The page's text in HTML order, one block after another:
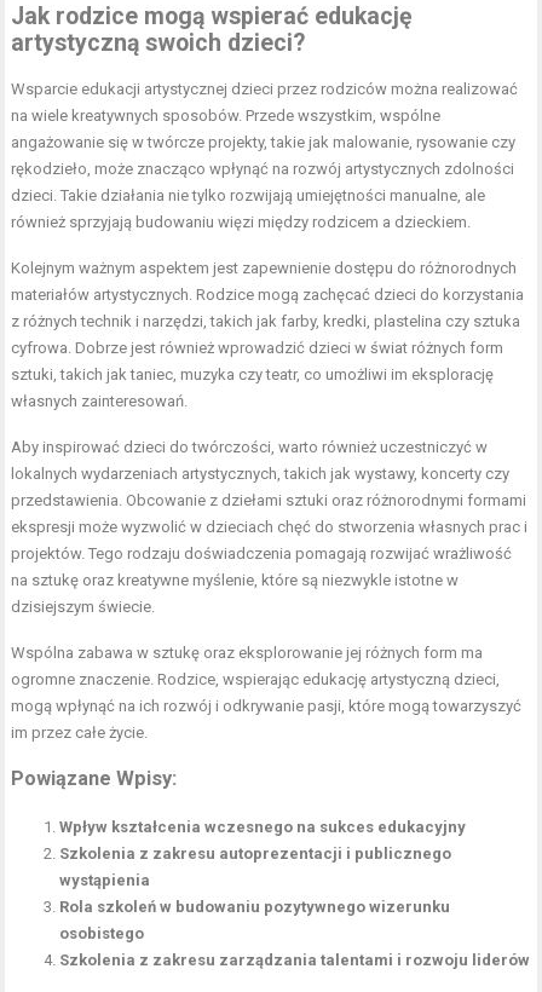
Jak rodzice mogą wspierać edukację
artystyczną swoich dzieci?
Wsparcie edukacji artystycznej dzieci przez rodziców można realizować
na wiele kreatywnych sposobów. Przede wszystkim, wspólne
angażowanie się w twórcze projekty, takie jak malowanie, rysowanie czy
rękodzieło, może znacząco wpłynąć na rozwój artystycznych zdolności
dzieci. Takie działania nie tylko rozwijają umiejętności manualne, ale
również sprzyjają budowaniu więzi między rodzicem a dzieckiem.
Kolejnym ważnym aspektem jest zapewnienie dostępu do różnorodnych
materiałów artystycznych. Rodzice mogą zachęcać dzieci do korzystania
z różnych technik i narzędzi, takich jak farby, kredki, plastelina czy sztuka
cyfrowa. Dobrze jest również wprowadzić dzieci w świat różnych form
sztuki, takich jak taniec, muzyka czy teatr, co umożliwi im eksplorację
własnych zainteresowań.
Aby inspirować dzieci do twórczości, warto również uczestniczyć w
lokalnych wydarzeniach artystycznych, takich jak wystawy, koncerty czy
przedstawienia. Obcowanie z dziełami sztuki oraz różnorodnymi formami
ekspresji może wyzwolić w dzieciach chęć do stworzenia własnych prac i
projektów. Tego rodzaju doświadczenia pomagają rozwijać wrażliwość
na sztukę oraz kreatywne myślenie, które są niezwykle istotne w
dzisiejszym świecie.
Wspólna zabawa w sztukę oraz eksplorowanie jej różnych form ma
ogromne znaczenie. Rodzice, wspierając edukację artystyczną dzieci,
mogą wpłynąć na ich rozwój i odkrywanie pasji, które mogą towarzyszyć
im przez całe życie.
Powiązane Wpisy:
Wpływ kształcenia wczesnego na sukces edukacyjny
Szkolenia z zakresu autoprezentacji i publicznego
wystąpienia
Rola szkoleń w budowaniu pozytywnego wizerunku
osobistego
Szkolenia z zakresu zarządzania talentami i rozwoju liderów